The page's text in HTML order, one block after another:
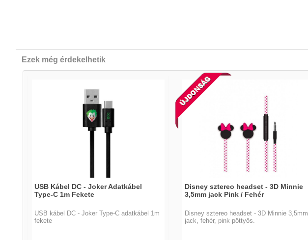
Ezek még érdekelhetik
USB Kábel DC - Joker Adatkábel
Type-C 1m Fekete
USB kábel DC - Joker Type-C adatkábel 1m
fekete
Disney sztereo headset - 3D Minnie
3,5mm jack Pink / Fehér
Disney sztereo headset - 3D Minnie 3,5mm
jack, fehér, pink pöttyös.